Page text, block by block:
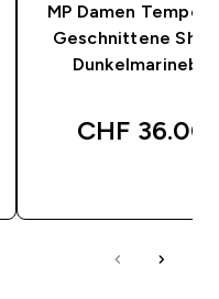
MP Damen Tempo
Geschnittene
CHF 36.00‎